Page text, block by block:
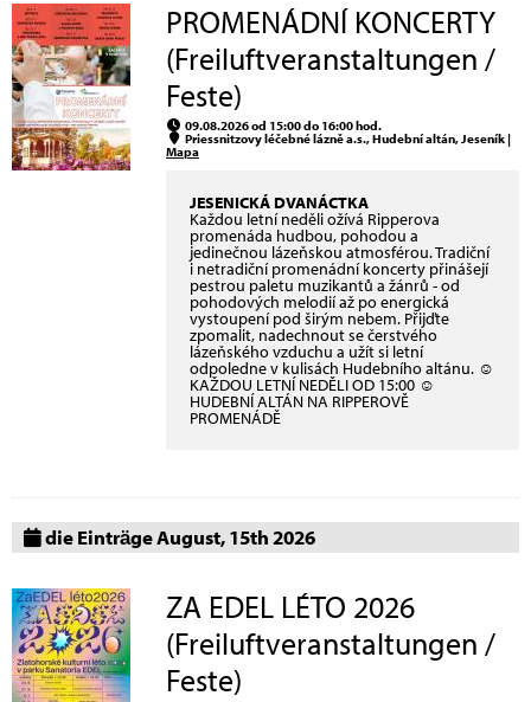
PROMENÁDNÍ KONCERTY
(Freiluftveranstaltungen /
Feste)
09.08.2026 od 15:00 do 16:00 hod.
Priessnitzovy léčebné lázně a.s., Hudební altán, Jeseník |
Mapa
JESENICKÁ DVANÁCTKA
Každou letní neděli ožívá Ripperova
promenáda hudbou, pohodou a
jedinečnou lázeňskou atmosférou. Tradiční
i netradiční promenádní koncerty přinášejí
pestrou paletu muzikantů a žánrů - od
pohodových melodií až po energická
vystoupení pod širým nebem. Přijďte
zpomalit, nadechnout se čerstvého
lázeňského vzduchu a užít si letní
odpoledne v kulisách Hudebního altánu. ☺
KAŽDOU LETNÍ NEDĚLI OD 15:00 ☺
HUDEBNÍ ALTÁN NA RIPPEROVĚ
PROMENÁDĚ
die Einträge August, 15th 2026
ZA EDEL LÉTO 2026
(Freiluftveranstaltungen /
Feste)